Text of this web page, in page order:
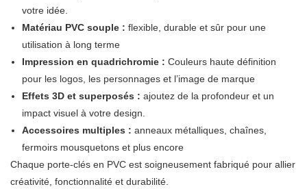
votre idée.
Matériau PVC souple : flexible, durable et sûr pour une
utilisation à long terme
Impression en quadrichromie : Couleurs haute définition
pour les logos, les personnages et l’image de marque
Effets 3D et superposés : ajoutez de la profondeur et un
impact visuel à votre design.
Accessoires multiples : anneaux métalliques, chaînes,
fermoirs mousquetons et plus encore
Chaque porte-clés en PVC est soigneusement fabriqué pour allier
créativité, fonctionnalité et durabilité.